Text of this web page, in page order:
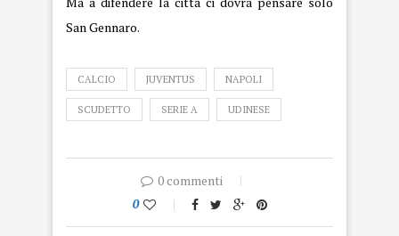
San Gennaro.
CALCIO JUVENTUS NAPOLI
SCUDETTO SERIE A UDINESE
0 commenti
0